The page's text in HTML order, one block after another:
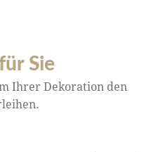
Sie
Ihrer Dekoration den